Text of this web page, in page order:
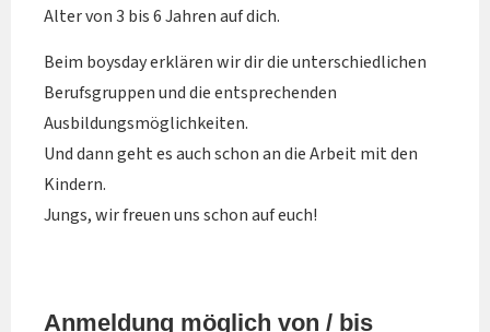
Alter von 3 bis 6 Jahren auf dich.
Beim boysday erklären wir dir die unterschiedlichen
Berufsgruppen und die entsprechenden
Ausbildungsmöglichkeiten.
Und dann geht es auch schon an die Arbeit mit den
Kindern.
Jungs, wir freuen uns schon auf euch!
Anmeldung möglich von / bis